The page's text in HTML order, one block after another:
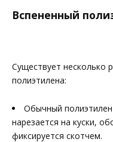
Вспененный
Существует несколько
полиэтилена:
Обычный
нарезается на куски,
фиксируется скотчем.